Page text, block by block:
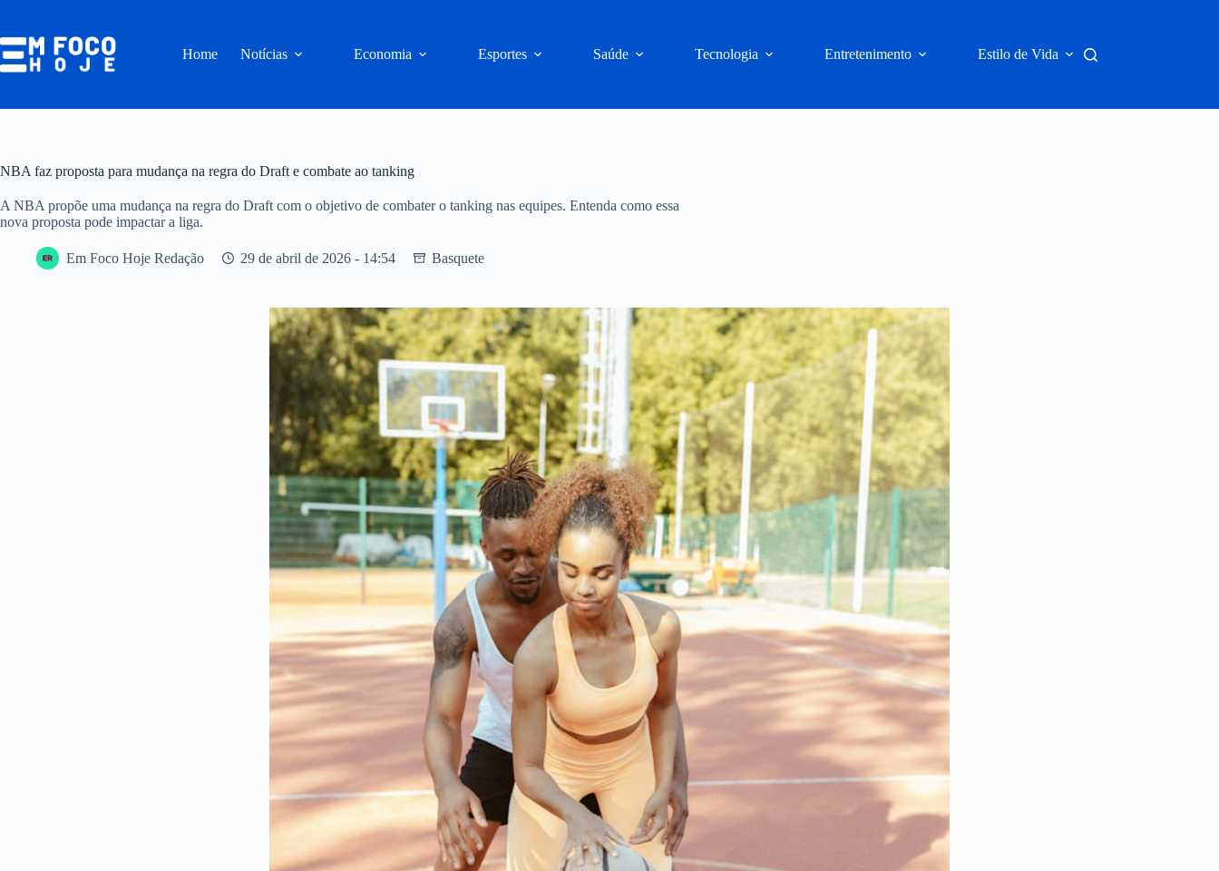
o
conteúdo
Home Notícias Economia Esportes Saúde Tecnologia Entretenimento Estilo de Vida
NBA faz proposta para mudança na regra do Draft e combate ao tanking
A NBA propõe uma mudança na regra do Draft com o objetivo de combater o tanking nas equipes. Entenda como essa
nova proposta pode impactar a liga.
Em Foco Hoje Redação 29 de abril de 2026 - 14:54 Basquete